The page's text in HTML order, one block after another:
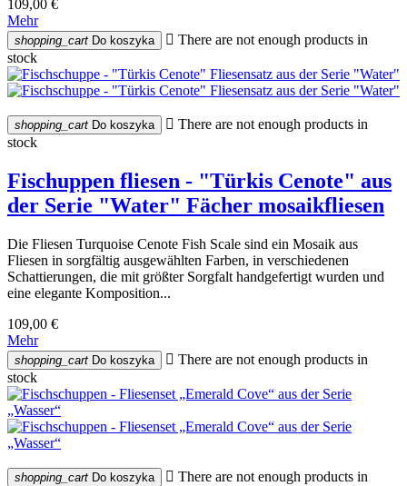
109,00 €
Mehr
shopping_cart Do koszyka  There are not enough products in
stock
shopping_cart Do koszyka  There are not enough products in
stock
Fischuppen fliesen - "Türkis Cenote" aus
der Serie "Water" Fächer mosaikfliesen
Die Fliesen Turquoise Cenote Fish Scale sind ein Mosaik aus
Fliesen in sorgfältig ausgewählten Farben, in verschiedenen
Schattierungen, die mit größter Sorgfalt handgefertigt wurden und
eine elegante Komposition...
109,00 €
Mehr
shopping_cart Do koszyka  There are not enough products in
stock
shopping_cart Do koszyka  There are not enough products in